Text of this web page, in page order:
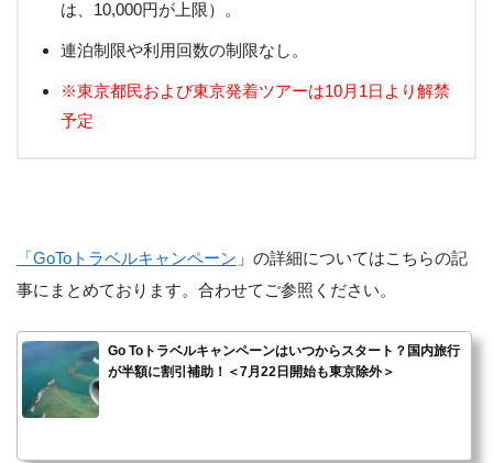
は、10,000円が上限）。
連泊制限や利用回数の制限なし。
※東京都民および東京発着ツアーは10月1日より解禁
予定
「GoToトラベルキャンペーン 」の詳細についてはこちらの記
事にまとめております。合わせてご参照ください。
Go Toトラベルキャンペーンはいつからスタート？国内旅行
が半額に割引補助！＜7月22日開始も東京除外＞